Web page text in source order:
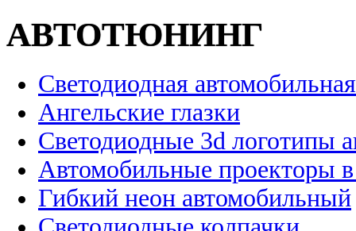
АВТОТЮНИНГ
Светодиодная
Ангельские глазки
Светодиодные 3d логотипы
Автомобильные проекторы
Гибкий неон автомобильный